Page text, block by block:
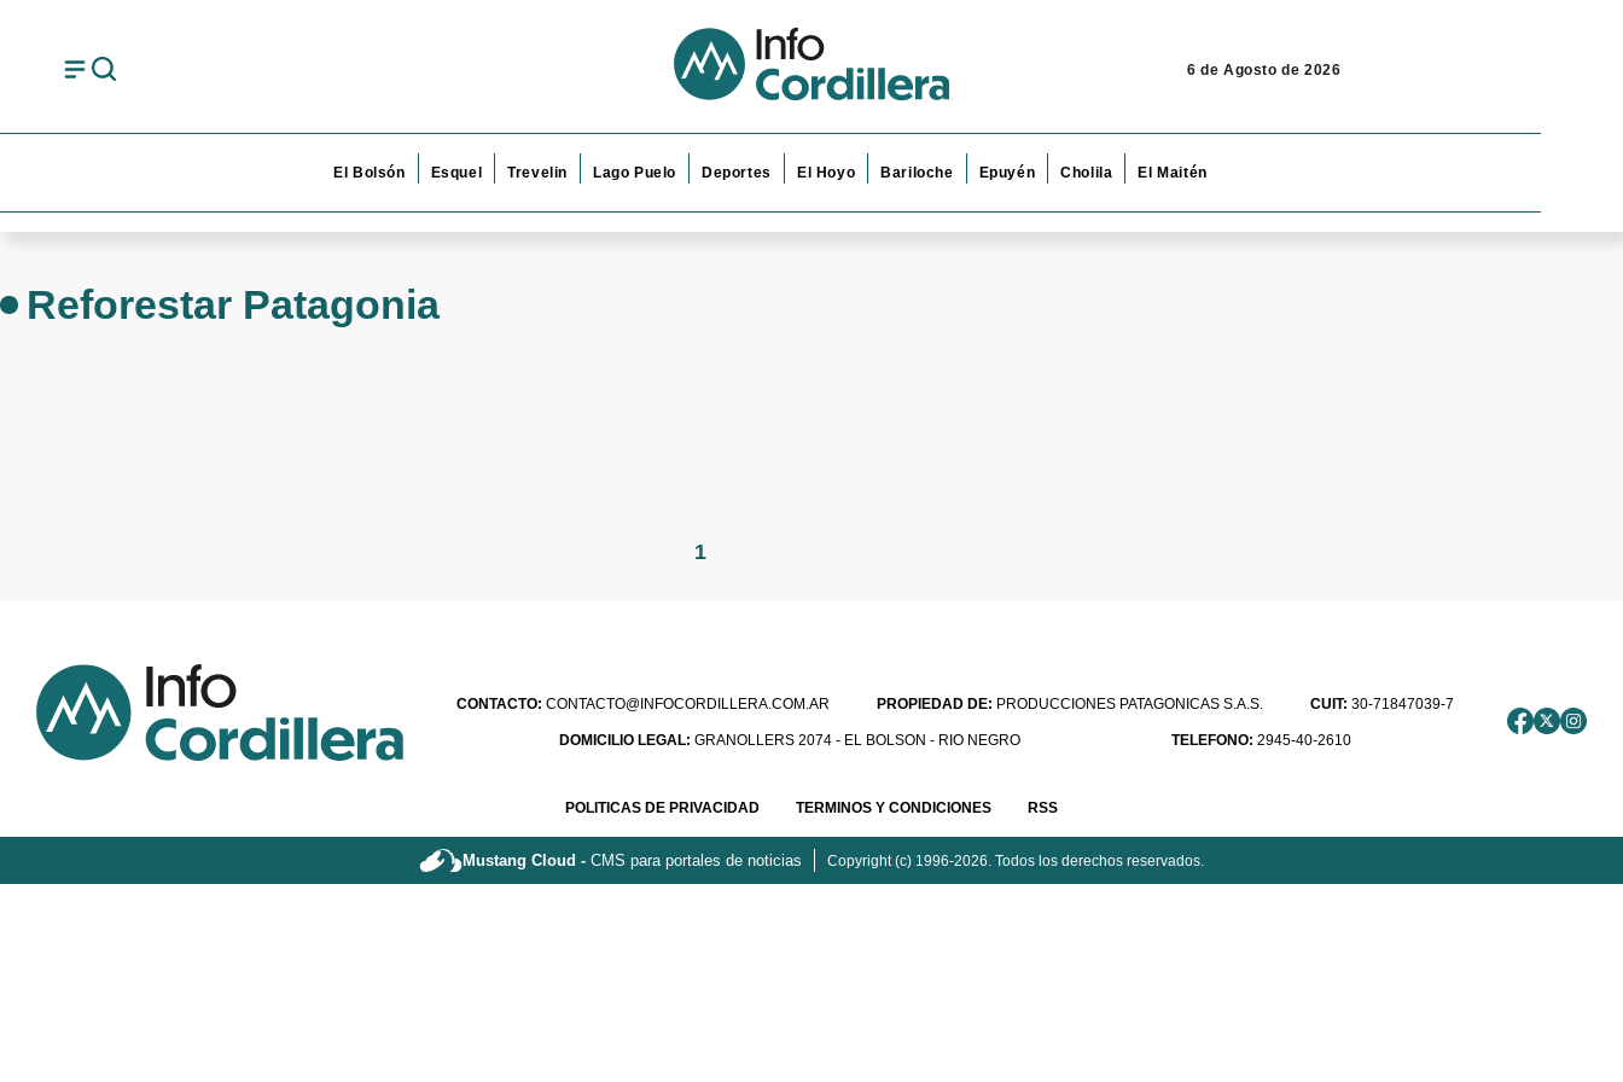
6 de Agosto de 2026
El Bolsón Esquel Trevelin Lago Puelo Deportes El Hoyo Bariloche Epuyén Cholila El Maitén
Reforestar Patagonia
1
CONTACTO: CONTACTO@INFOCORDILLERA.COM.AR PROPIEDAD DE: PRODUCCIONES PATAGONICAS S.A.S. CUIT: 30-71847039-7
DOMICILIO LEGAL:GRANOLLERS 2074 - EL BOLSON - RIO NEGRO TELEFONO: 2945-40-2610
POLITICAS DE PRIVACIDAD TERMINOS Y CONDICIONES RSS
Mustang Cloud - CMS para portales de noticias Copyright (c) 1996-2026. Todos los derechos reservados.